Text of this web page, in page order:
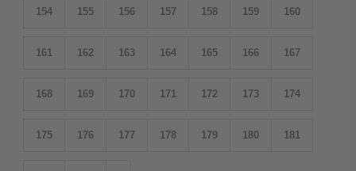
154 155 156 157 158 159 160
161 162 163 164 165 166 167
168 169 170 171 172 173 174
175 176 177 178 179 180 181